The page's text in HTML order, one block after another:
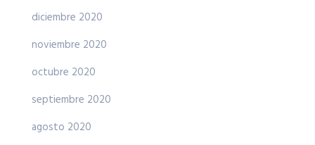
diciembre 2020
noviembre 2020
octubre 2020
septiembre 2020
agosto 2020